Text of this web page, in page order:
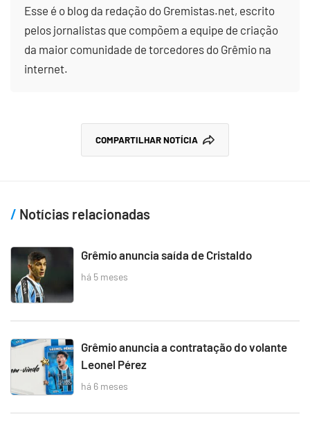
Esse é o blog da redação do Gremistas.net, escrito
pelos jornalistas que compõem a equipe de criação
da maior comunidade de torcedores do Grêmio na
internet.
COMPARTILHAR NOTÍCIA
Notícias relacionadas
Grêmio anuncia saída de Cristaldo
há 5 meses
Grêmio anuncia a contratação do volante
Leonel Pérez
há 6 meses